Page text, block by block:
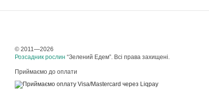
© 2011—2026
Розсадник рослин “Зелений Едем”. Всі права захищені.
Приймаємо до оплати